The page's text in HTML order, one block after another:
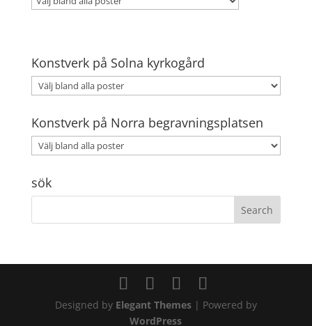
Konstverk på Solna kyrkogård
Konstverk på Norra begravningsplatsen
sök
Designed by Elegant Themes| Powered by
WordPress